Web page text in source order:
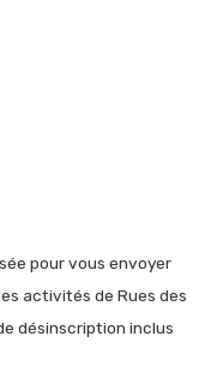
pour vous envoyer
activités de Rues des
désinscription inclus